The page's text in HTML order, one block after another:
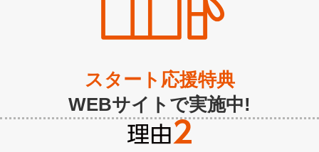
スタート応援特典
WEBサイトで実施中!